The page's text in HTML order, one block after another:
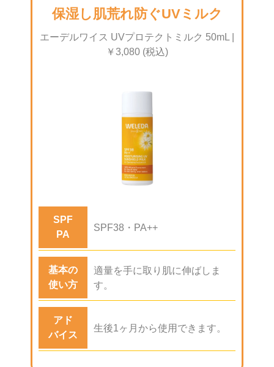
保湿し肌荒れ防ぐUVミルク
エーデルワイス UVプロテクトミルク 50mL |
￥3,080 (税込)
SPF
PA
SPF38・PA++
基本の
使い方
適量を手に取り肌に伸ばしま
す。
アド
バイス
生後1ヶ月から使用できます。